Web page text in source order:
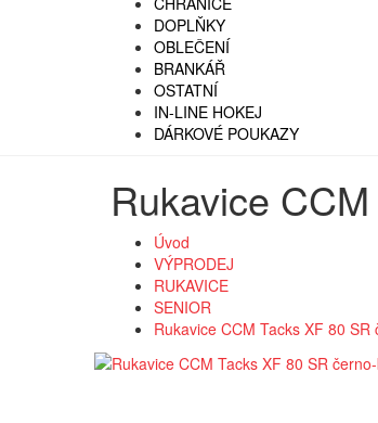
DOPLŇKY
OBLEČENÍ
BRANKÁŘ
OSTATNÍ
IN-LINE HOKEJ
DÁRKOVÉ POUKAZY
Rukavice
Úvod
VÝPRODEJ
RUKAVICE
SENIOR
Rukavice CCM Tacks XF 80 SR